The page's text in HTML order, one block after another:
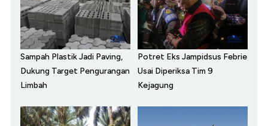
Sampah Plastik Jadi Paving,
Dukung Target Pengurangan
Limbah
Potret Eks Jampidsus Febrie
Usai Diperiksa Tim 9
Kejagung